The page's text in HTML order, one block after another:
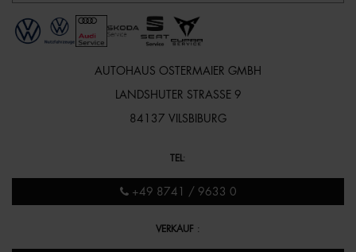
AUTOHAUS OSTERMAIER GMBH
LANDSHUTER STRASSE 9
84137 VILSBIBURG
TEL :
+49 8741 / 9633 0
VERKAUF :